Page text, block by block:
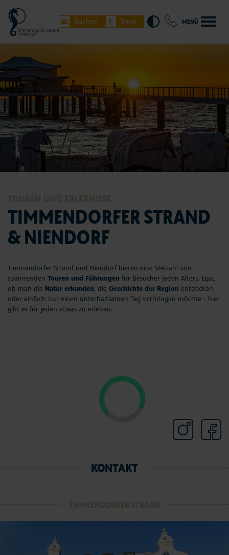
Buchen Shop MENÜ
TIMMENDORFER STRAND
& NIENDORF
Timmendorfer Strand und Niendorf bieten eine Vielzahl von
spannenden Touren und Führungen für Besucher jeden Alters. Egal,
ob man die Natur erkunden, die Geschichte der Region entdecken
oder einfach nur einen unterhaltsamen Tag verbringen möchte - hier
gibt es für jeden etwas zu erleben.
KONTAKT